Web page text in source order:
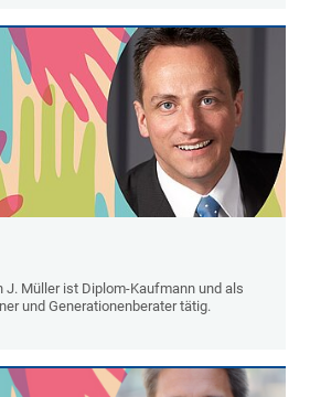
J. Müller ist Diplom-Kaufmann und als
und Generationenberater tätig.